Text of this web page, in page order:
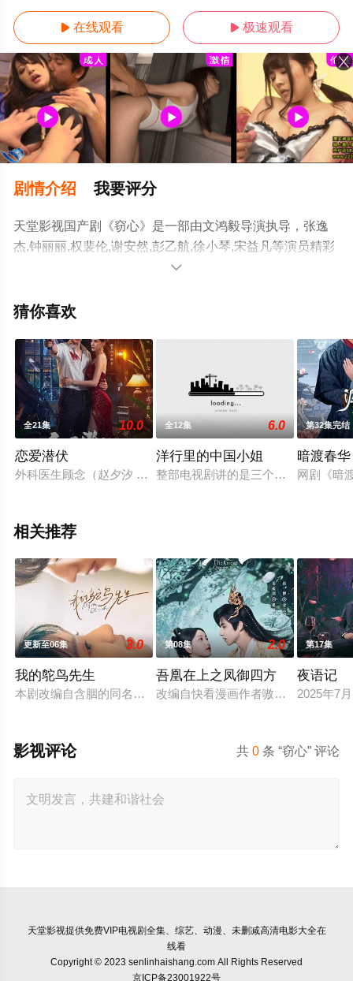
 在线观看  极速观看
剧情介绍 我要评分
天堂影视国产剧《窃心》是一部由文鸿毅导演执导，张逸
杰,钟丽丽,权裴伦,谢安然,彭乙航,徐小琴,宋益凡等演员精彩
演绎的中国大陆电视剧，大结局剧情已揭晓（1-24全
堂电影网，更多剧情信息可移步至豆瓣电视剧、电视猫或

猜你喜欢
全21集 10.0
恋爱潜伏
外科医生顾念（赵夕汐 饰）救了毒贩K后，却深陷毒枭窝中。
全12集 6.0
洋行里的中国小姐
整部电视剧讲的是三个外资企业的中
第32集完结
暗渡春华
网剧《暗
相关推荐
更新至06集 3.0
我的鸵鸟先生
本剧改编自含胭的同名小说，讲述了邻家女孩庞倩（苏晓彤 饰
第08集 2.0
吾凰在上之凤御四方
改编自快看漫画作者嗷小泽的独家连
第17集
夜语记
2025年7
共0 条 “窃心” 评论
影视评论
天堂影视提供免费VIP电视剧全集、综艺、动漫、未删减高清电影大全在
线看
Copyright © 2023 senlinhaishang.com All Rights Reserved
京ICP备23001922号